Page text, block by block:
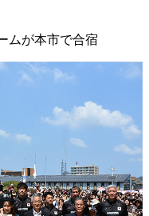
ムが本市で合宿